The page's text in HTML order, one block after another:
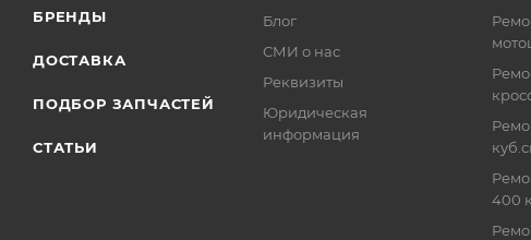
БРЕНДЫ
ДОСТАВКА
ПОДБОР ЗАПЧАСТЕЙ
СТАТЬИ
Блог
СМИ о нас
Реквизиты
Юридическая
информация
400